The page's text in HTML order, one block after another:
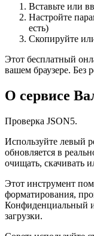
Вставьте или
Настройте
есть)
Скопируйте
Этот бесплатный
вашем браузере. Без
О сервисе
Проверка JSON5.
Используйте левый
обновляется в
очищать, скачивать
Этот инструмент
форматирования,
Конфиденциальный
загрузки.